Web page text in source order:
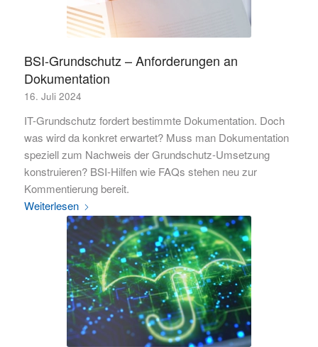
BSI-Grundschutz – Anforderungen an
Dokumentation
16. Juli 2024
IT-Grundschutz fordert bestimmte Dokumentation. Doch
was wird da konkret erwartet? Muss man Dokumentation
speziell zum Nachweis der Grundschutz-Umsetzung
konstruieren? BSI-Hilfen wie FAQs stehen neu zur
Kommentierung bereit.
Weiterlesen